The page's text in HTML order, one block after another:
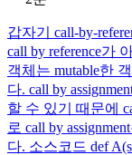
갑자기 call-by-
call by reference가
객체는 mutable한
다. call by
할 수 있기 때문에
로 call by
다. 소스코드 def